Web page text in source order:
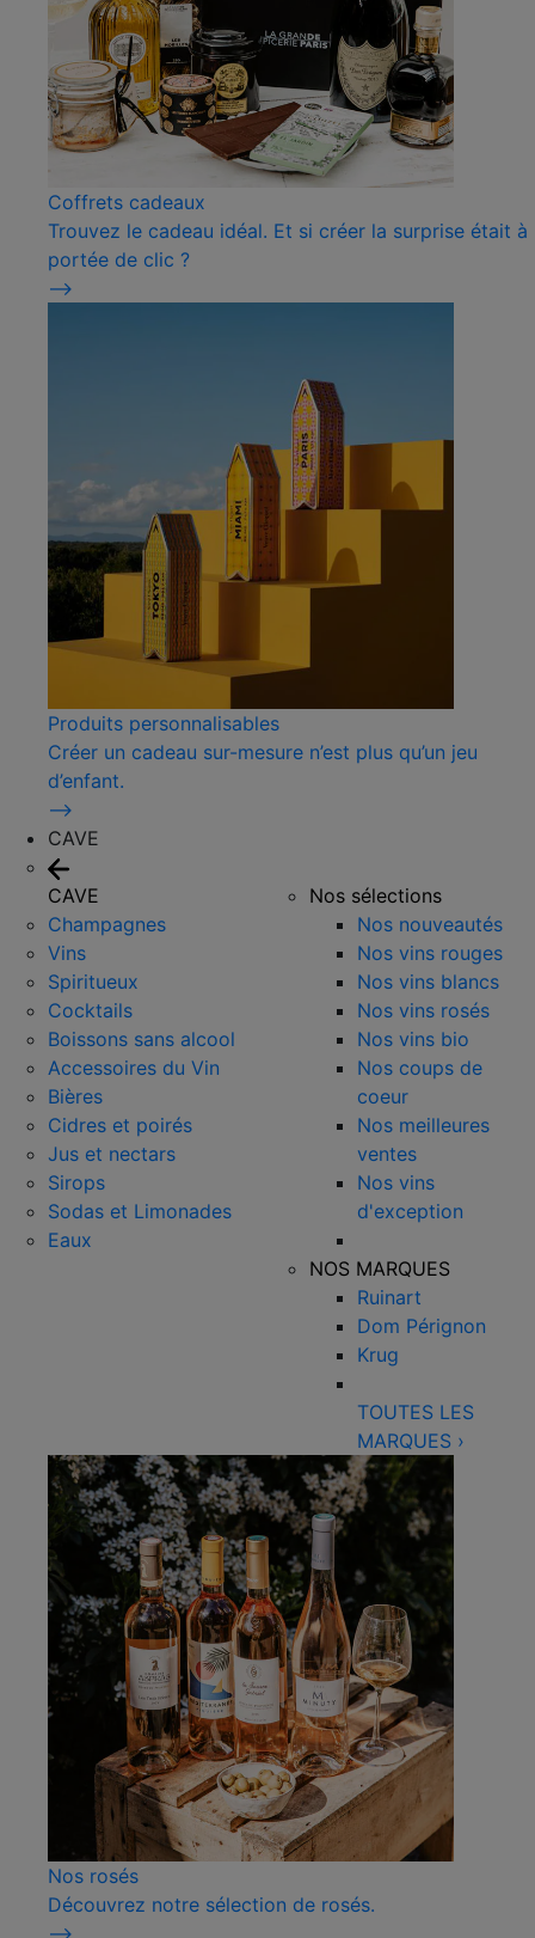
Coffrets cadeaux
Trouvez le cadeau idéal. Et si créer la surprise était à
portée de clic ?
⟶
Produits personnalisables
Créer un cadeau sur-mesure n’est plus qu’un jeu
d’enfant.
⟶
CAVE
CAVE
Champagnes
Vins
Spiritueux
Cocktails
Boissons sans alcool
Accessoires du Vin
Bières
Cidres et poirés
Jus et nectars
Sirops
Sodas et Limonades
Eaux
Nos sélections
Nos nouveautés
Nos vins rouges
Nos vins blancs
Nos vins rosés
Nos vins bio
Nos coups de
coeur
Nos meilleures
ventes
Nos vins
d'exception
NOS MARQUES
Ruinart
Dom Pérignon
Krug
TOUTES LES
MARQUES ›
Nos rosés
Découvrez notre sélection de rosés.
⟶